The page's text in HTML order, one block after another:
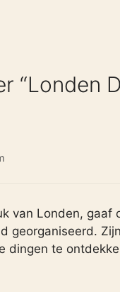
“Londen
van Londen,
georganiseerd.
dingen te